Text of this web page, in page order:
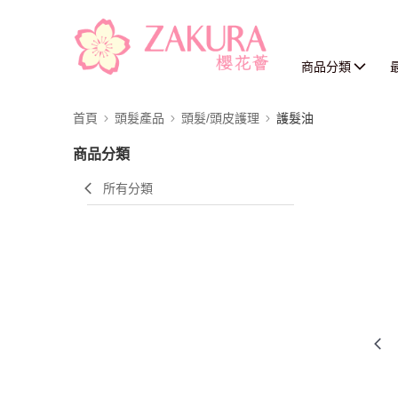
商品分類
首頁 頭髮產品 頭髮/頭皮護理 護髮油
商品分類
所有分類